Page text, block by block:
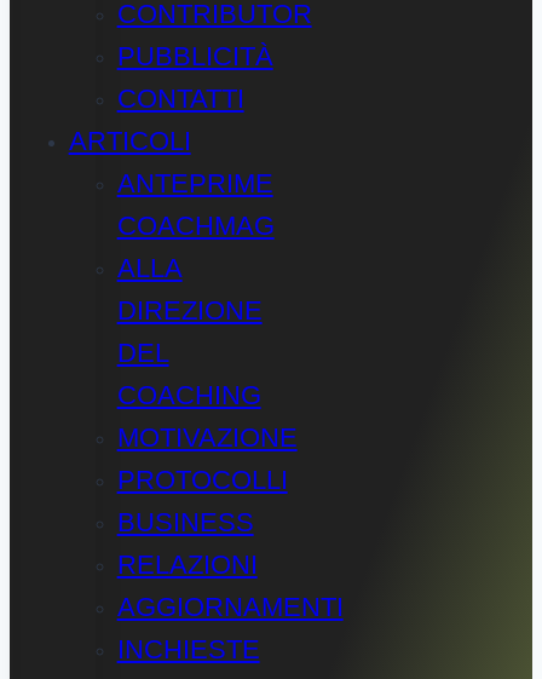
CONTRIBUTOR
PUBBLICITÀ
CONTATTI
ARTICOLI
ANTEPRIME
COACHMAG
ALLA
DIREZIONE
DEL
COACHING
MOTIVAZIONE
PROTOCOLLI
BUSINESS
RELAZIONI
AGGIORNAMENTI
INCHIESTE